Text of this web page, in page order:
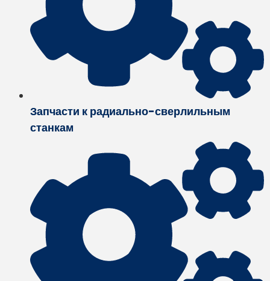
Запчасти к радиально-сверлильным
станкам